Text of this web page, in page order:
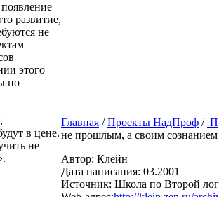
развитие,
не
этого
по
в цене.
не
Главная /Проекты НадПроф /
не прошлым, а своим сознанием
Автор: Клейн
Дата написания: 03.2001
Источник: Школа по Второй